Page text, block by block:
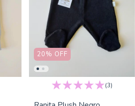
20% OFF
(3)